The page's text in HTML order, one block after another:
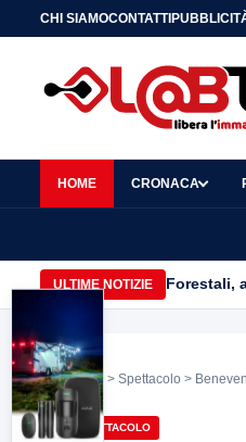
CHI SIAMOCONTATTI
HOME CRONACA
ULTIME NOTIZIE Forestali,
Home > Spettacolo >
SPETTACOLO